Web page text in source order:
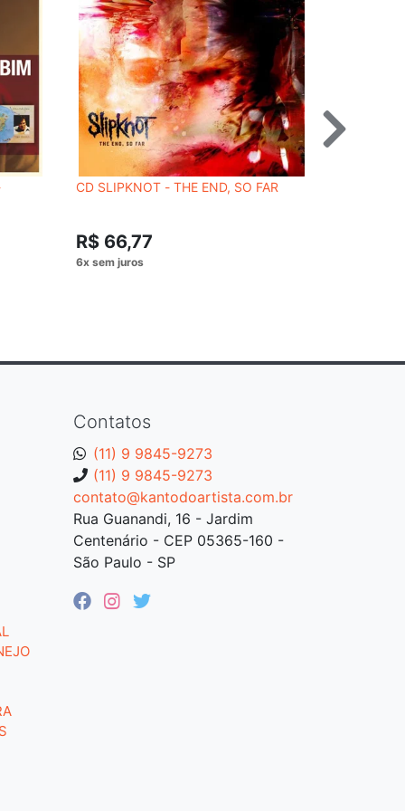
CD SLIPKNOT - THE END, SO FAR
R$ 66,77
Contatos
(11) 9 9845-9273
(11) 9 9845-9273
contato@kantodoartista.com.br
Rua Guanandi, 16 - Jardim
Centenário - CEP 05365-160 -
São Paulo - SP